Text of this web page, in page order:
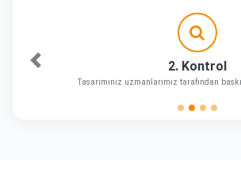
2. Kontrol
Tasarımınız uzmanlarımız tarafından
Önceki